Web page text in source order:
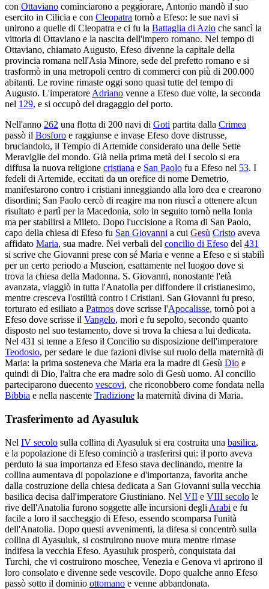
con Ottaviano cominciarono a peggiorare, Antonio mandò il suo
esercito in Cilicia e con Cleopatra tornò a Efeso: le sue navi si
unirono a quelle di Cleopatra e ci fu la Battaglia di Azio che sancì la
vittoria di Ottaviano e la nascita dell'impero romano. Nel tempo di
Ottaviano, chiamato Augusto, Efeso divenne la capitale della
provincia romana nell'Asia Minore, sede del prefetto romano e si
trasformò in una metropoli centro di commerci con più di 200.000
abitanti. Le rovine rimaste oggi sono quasi tutte del tempo di
Augusto. L'imperatore Adriano venne a Efeso due volte, la seconda
nel 129, e si occupò del dragaggio del porto.
Nell'anno 262 una flotta di 200 navi di Goti partita dalla Crimea
passò il Bosforo e raggiunse e invase Efeso dove distrusse,
bruciandolo, il Tempio di Artemide considerato una delle Sette
Meraviglie del mondo. Già nella prima metà del I secolo si era
diffusa la nuova religione cristiana e San Paolo fu a Efeso nel 53. I
fedeli di Artemide, eccitati da un orefice di nome Demetrio,
manifestarono contro i cristiani inneggiando alla loro dea e crearono
disordini; San Paolo cercò di reagire ma non riuscì a ottenere alcun
risultato e partì per la Macedonia, solo in seguito tornò nella Ionia
ma per stabilirsi a Mileto. Dopo l'uccisione a Roma di San Paolo,
capo della chiesa di Efeso fu San Giovanni a cui Gesù Cristo aveva
affidato Maria, sua madre. Nei verbali del concilio di Efeso del 431
si scrive che Giovanni prese con sé Maria e venne a Efeso e si stabilì
per un certo periodo a Museion, esattamente nel luogoo dove si
trova la chiesa della Madonna. S. Giovanni, nonostante l'età
avanzata, viaggiò in tutta l'Anatolia per diffondere il cristianesimo,
mentre cresceva l'ostilità contro i Cristiani. San Giovanni fu preso,
torturato ed esiliato a Patmos dove scrisse l'Apocalisse, tornò poi a
Efeso dove scrisse il Vangelo, morì e fu sepolto, secondo quanto
disposto nel suo testamento, dove si trova la chiesa a lui dedicata.
Nel 431 si tenne a Efeso il Concilio su disposizione dell'imperatore
Teodosio, per sedare le due fazioni divise sul ruolo della maternità di
Maria: la prima sosteneva che Maria era la madre di Gesù Dio e
quindi di Dio, l'altra che era madre solo di Gesù uomo. Al concilio
parteciparono duecento vescovi, che riconobbero come fondata nella
Bibbia e nella nascente Tradizione la maternità divina di Maria.
Trasferimento ad Ayasuluk
Nel IV secolo sulla collina di Ayasuluk si era costruita una basilica,
e la popolazione di Efeso cominciò a trasferirsi qui: il porto aveva
perduto la sua importanza ed Efeso stava declinando, mentre la
collina aumentava di popolazione e d'importanza, favorita anche
dalla costruzione della chiesa dedicata a San Giovanni sulla vecchia
basilica decisa dall'imperatore Giustiniano. Nel VII e VIII secolo le
rive dell'Anatolia furono soggette alle incursioni degli Arabi e fu
facile a loro il saccheggio di Efeso, essendo scomparsa l'unità
dell'Anatolia. Dopo questi avvenimenti, la difesa si concentrò sulla
collina di Ayasuluk, si costruirono nuove mura mentre rimase
indifesa la vecchia Efeso. Ayasuluk prosperò, conquistata dai
Turchi, che vi costruirono moschee, Venezia e Genova vi aprirono il
loro consolato e divenne sede vescovile. Dopo qualche anno Efeso
passò sotto il dominio ottomano e venne abbandonata.